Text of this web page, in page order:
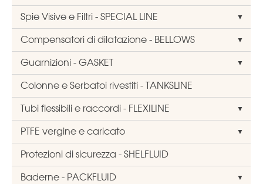
Spie Visive e Filtri - SPECIAL LINE
Compensatori di dilatazione - BELLOWS
Guarnizioni - GASKET
Colonne e Serbatoi rivestiti - TANKSLINE
Tubi flessibili e raccordi - FLEXILINE
PTFE vergine e caricato
Protezioni di sicurezza - SHELFLUID
Baderne - PACKFLUID